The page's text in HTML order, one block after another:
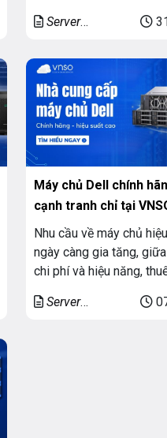
vận hành nhưng vẫn
triển khai chương trình
khuyến mãi thuê Server
dẫn […]
Server
chủ riêng)
Máy chủ Dell chính
cạnh tranh chỉ tại
Nhu cầu về máy chủ
ngày càng gia tăng,
chi phí và hiệu năng,
doanh nghiệp tiết kiệm
Server